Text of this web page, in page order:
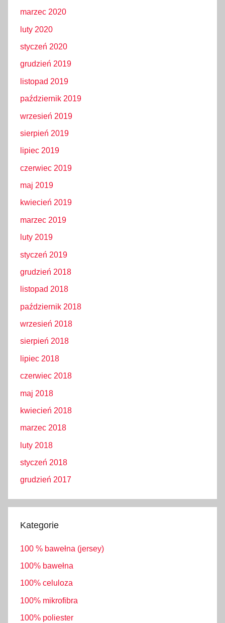
marzec 2020
luty 2020
styczeń 2020
grudzień 2019
listopad 2019
październik 2019
wrzesień 2019
sierpień 2019
lipiec 2019
czerwiec 2019
maj 2019
kwiecień 2019
marzec 2019
luty 2019
styczeń 2019
grudzień 2018
listopad 2018
październik 2018
wrzesień 2018
sierpień 2018
lipiec 2018
czerwiec 2018
maj 2018
kwiecień 2018
marzec 2018
luty 2018
styczeń 2018
grudzień 2017
Kategorie
100 % bawełna (jersey)
100% bawełna
100% celuloza
100% mikrofibra
100% poliester